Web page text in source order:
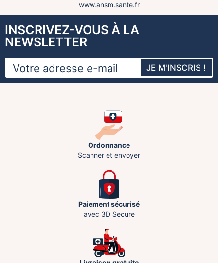
www.ansm.sante.fr
INSCRIVEZ-VOUS À LA
NEWSLETTER
JE M'INSCRIS !
Ordonnance
Scanner et envoyer
Paiement sécurisé
avec 3D Secure